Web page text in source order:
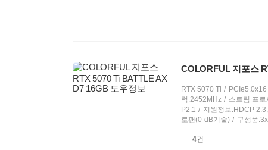
COLORFUL 지포스
RTX 5070 Ti PCIe5.0x16
럭:2452MHz
스트림 프
P2.1
지원정보:HDCP
로팬(0-dB기술)
구성품
상
4건